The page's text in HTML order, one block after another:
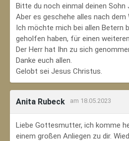
Bitte du noch einmal deinen Sohn
Aber es geschehe alles nach dem
Ich möchte mich bei allen Betern
geholfen haben, für einen
Der Herr hat Ihn zu sich
Danke euch allen.
Gelobt sei Jesus Christus.
Anita Rubeck am 18.05.2023
Liebe Gottesmutter, ich komme
einem großen Anliegen zu dir.